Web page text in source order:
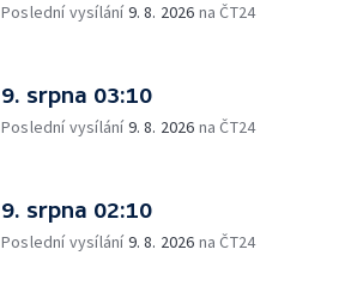
Poslední vysílání9. 8. 2026 na ČT24
9. srpna 03:10
Poslední vysílání9. 8. 2026 na ČT24
9. srpna 02:10
Poslední vysílání9. 8. 2026 na ČT24